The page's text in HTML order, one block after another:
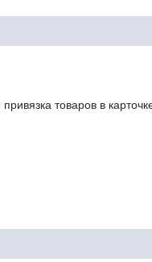
товаров в